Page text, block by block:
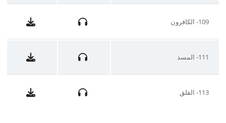
109- الكافرون
111- المسد
113- الفلق